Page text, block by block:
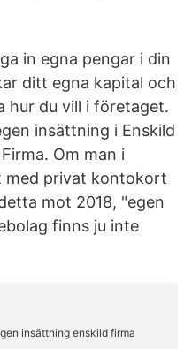
in egna pengar i din
ditt egna kapital och
hur du vill i företaget.
insättning i Enskild
Om man i
med privat kontokort
mot 2018, "egen
finns ju inte